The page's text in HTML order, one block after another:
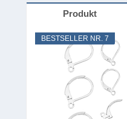
Produkt
BESTSELLER NR. 7